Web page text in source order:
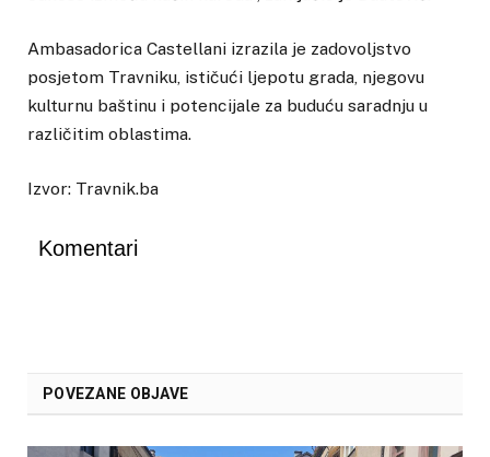
Ambasadorica Castellani izrazila je zadovoljstvo
posjetom Travniku, ističući ljepotu grada, njegovu
kulturnu baštinu i potencijale za buduću saradnju u
različitim oblastima.
Izvor: Travnik.ba
Komentari
POVEZANE OBJAVE